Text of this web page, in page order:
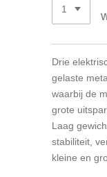
Drie
gelaste
waarbij de
grote
Laag
stabiliteit,
kleine en